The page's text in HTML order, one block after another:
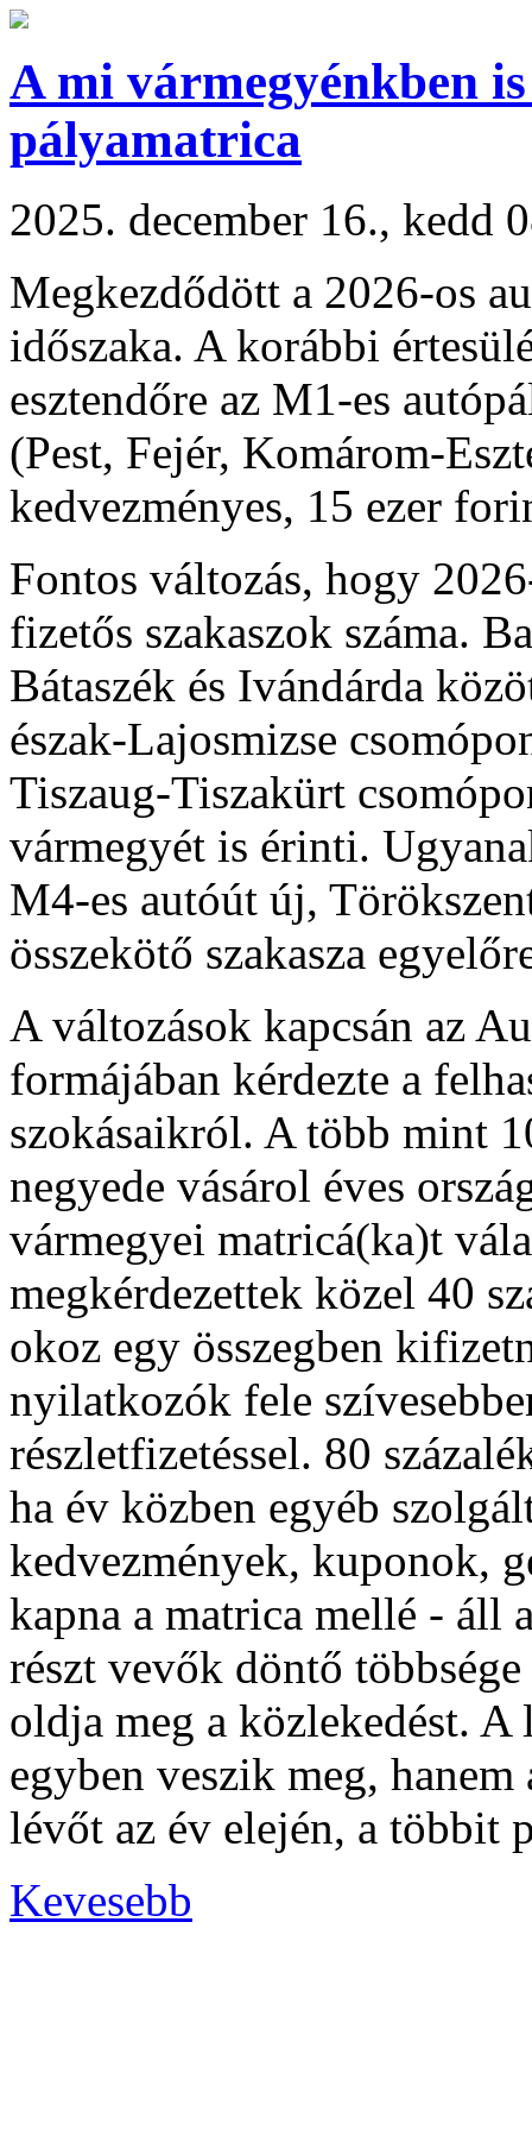
A mi vármegyénkben
pályamatrica
2025. december 16., kedd
Megkezdődött a 2026-os
időszaka. A korábbi
esztendőre az M1-es
(Pest, Fejér, Komárom-
kedvezményes, 15 ezer
Fontos változás, hogy
fizetős szakaszok száma.
Bátaszék és Ivándárda
észak-Lajosmizse
Tiszaug-Tiszakürt
vármegyét is érinti.
M4-es autóút új,
összekötő szakasza
A változások kapcsán az
formájában kérdezte a
szokásaikról. A több mint
negyede vásárol éves
vármegyei matricá(ka)t
megkérdezettek közel 40
okoz egy összegben
nyilatkozók fele
részletfizetéssel. 80
ha év közben egyéb
kedvezmények, kuponok,
kapna a matrica mellé - áll
részt vevők döntő
oldja meg a közlekedést. A
egyben veszik meg,
lévőt az év elején, a többit
Kevesebb